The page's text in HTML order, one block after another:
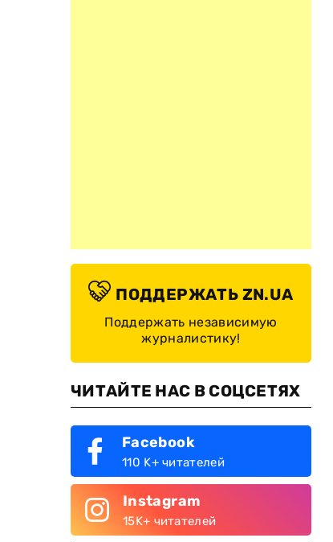
ПОДДЕРЖАТЬ ZN.UA
Поддержать независимую
журналистику!
ЧИТАЙТЕ НАС В СОЦСЕТЯХ
Facebook
110 K+ читателей
Instagram
15K+ читателей